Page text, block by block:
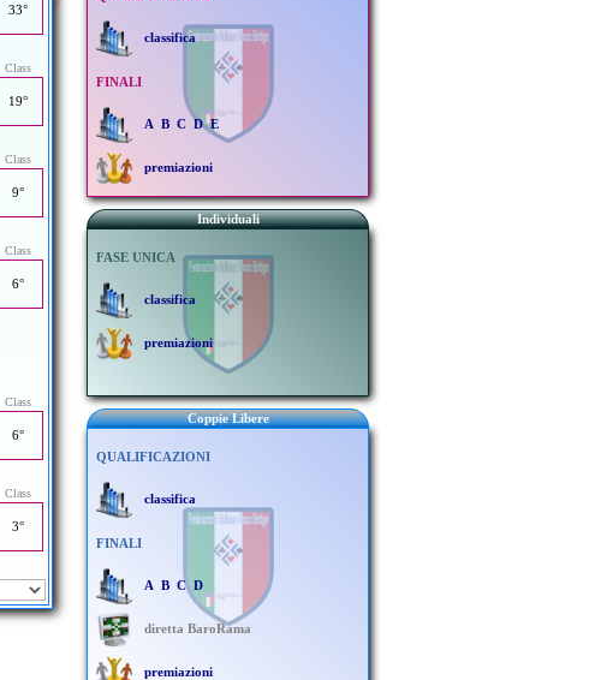
33°
Class
19°
Class
9°
Class
6°
Class
6°
Class
3°
classifica
FINALI
A B C D E
premiazioni
Individuali
FASE UNICA
classifica
premiazioni
Coppie Libere
QUALIFICAZIONI
classifica
FINALI
A B C D
diretta BaroRama
premiazioni